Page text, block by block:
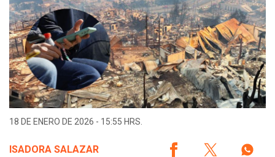
18 DE ENERO DE 2026 - 15:55 HRS.
ISADORA SALAZAR